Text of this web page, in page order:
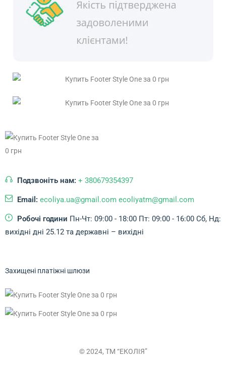
Подзвоніть нам: + 380679354397
Email: ecoliya.ua@gmail.com ecoliyatm@gmail.com
Робочі години Пн-Чт: 09:00 - 18:00 Пт: 09:00 - 16:00 Сб, Нд:
вихідні дні 25.12 та державні – вихідні
Захищені платіжні шлюзи
© 2024, ТМ “ЕКОЛІЯ”